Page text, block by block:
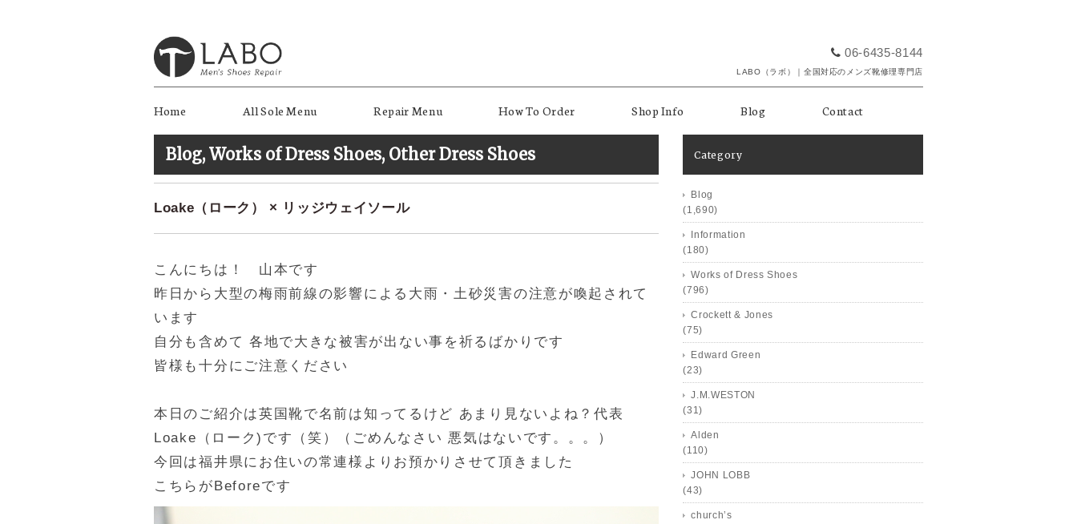
06-6435-8144
LABO（ラボ）｜全国対応のメンズ靴修理専門店
Home All Sole Menu Repair Menu How To Order Shop Info Blog Contact
Blog, Works of Dress Shoes, Other Dress Shoes
Loake（ローク） × リッジウェイソール
こんにちは！ 山本です
昨日から大型の梅雨前線の影響による大雨・土砂災害の注意が喚起されて
います
自分も含めて 各地で大きな被害が出ない事を祈るばかりです
皆様も十分にご注意ください
本日のご紹介は英国靴で名前は知ってるけど あまり見ないよね？代表
Loake（ローク)です（笑）（ごめんなさい 悪気はないです。。。）
今回は福井県にお住いの常連様よりお預かりさせて頂きました
こちらがBeforeです
Category
Blog
(1,690)
Information
(180)
Works of Dress Shoes
(796)
Crockett & Jones
(75)
Edward Green
(23)
J.M.WESTON
(31)
Alden
(110)
JOHN LOBB
(43)
church’s